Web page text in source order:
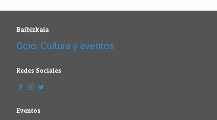
Baibizkaia
Ocio, Cultura y eventos
Redes Sociales
Eventos